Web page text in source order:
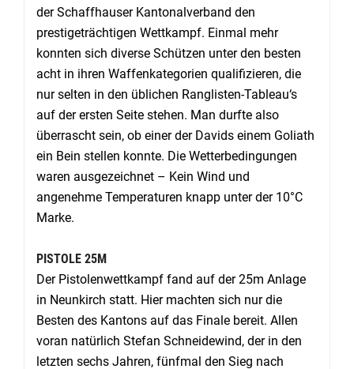
der Schaffhauser Kantonalverband den
prestigeträchtigen Wettkampf. Einmal mehr
konnten sich diverse Schützen unter den besten
acht in ihren Waffenkategorien qualifizieren, die
nur selten in den üblichen Ranglisten-Tableau‘s
auf der ersten Seite stehen. Man durfte also
überrascht sein, ob einer der Davids einem Goliath
ein Bein stellen konnte. Die Wetterbedingungen
waren ausgezeichnet – Kein Wind und
angenehme Temperaturen knapp unter der 10°C
Marke.
PISTOLE 25M
Der Pistolenwettkampf fand auf der 25m Anlage
in Neunkirch statt. Hier machten sich nur die
Besten des Kantons auf das Finale bereit. Allen
voran natürlich Stefan Schneidewind, der in den
letzten sechs Jahren, fünfmal den Sieg nach